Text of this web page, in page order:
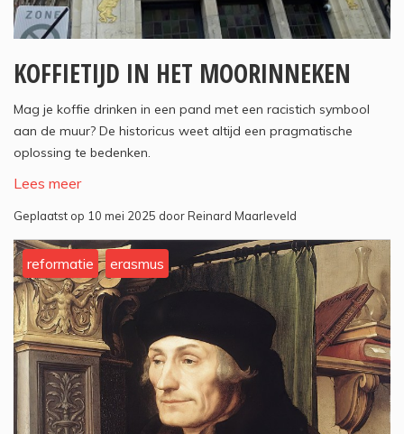
KOFFIETIJD IN HET MOORINNEKEN
Mag je koffie drinken in een pand met een racistich symbool
aan de muur? De historicus weet altijd een pragmatische
oplossing te bedenken.
Lees meer
Geplaatst op 10 mei 2025 door Reinard Maarleveld
reformatie erasmus